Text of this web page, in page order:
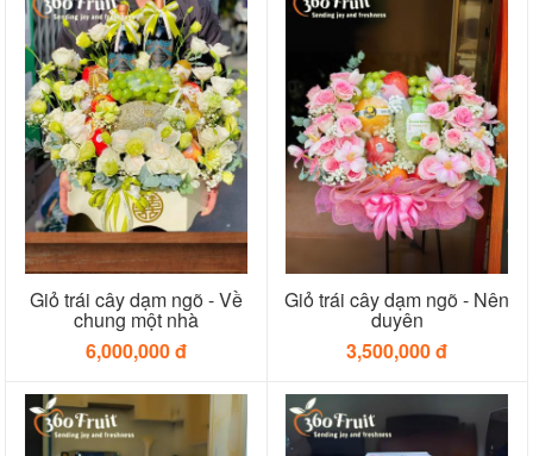
Giỏ trái cây dạm ngõ - Về
chung một nhà
6,000,000 đ
Giỏ trái cây dạm ngõ - Nên
duyên
3,500,000 đ